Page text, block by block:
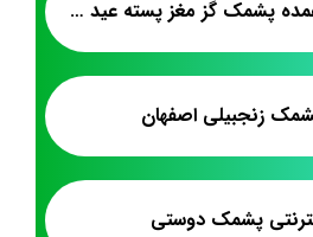
فروش عمده پشمک گز مغز پسته عید نوروز
زنجبیلی اصفهان
پشمک دوستی